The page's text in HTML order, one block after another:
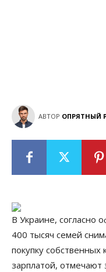
АВТОР ОПРЯТНЫЙ
В Украине,
400 тысяч семей
покупку
зарплатой, отмечают